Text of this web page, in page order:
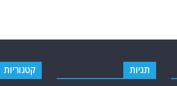
תגיות קטגוריות